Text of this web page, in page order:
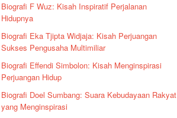
Biografi F Wuz: Kisah Inspiratif Perjalanan
Hidupnya
Biografi Eka Tjipta Widjaja: Kisah Perjuangan
Sukses Pengusaha Multimiliar
Biografi Effendi Simbolon: Kisah Menginspirasi
Perjuangan Hidup
Biografi Doel Sumbang: Suara Kebudayaan Rakyat
yang Menginspirasi